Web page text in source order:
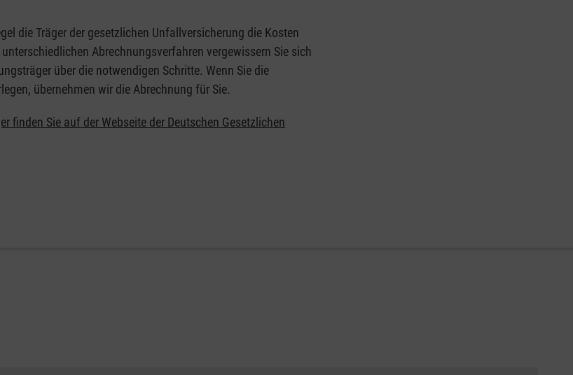
die Träger der gesetzlichen Unfallversicherung die Kosten
Abrechnungsverfahren vergewissern Sie sich
über die notwendigen Schritte. Wenn Sie die
übernehmen wir die Abrechnung für Sie.
finden Sie auf der Webseite der Deutschen Gesetzlichen